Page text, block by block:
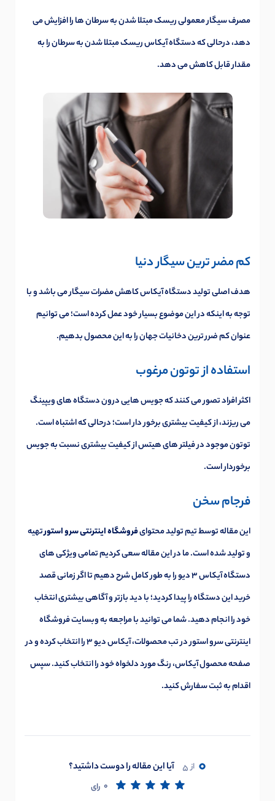
مصرف سیگار معمولی ریسک مبتلا شدن به سرطان ها را افزایش می
دهد، درحالی که دستگاه آیکاس ریسک مبتلا شدن به سرطان را به
مقدار قابل کاهش می دهد.
کم مضر ترین سیگار دنیا
هدف اصلی تولید دستگاه آیکاس کاهش مضرات سیگار می باشد و با
توجه به اینکه در این موضوع بسیار خود عمل کرده است؛ می توانیم
عنوان کم ضرر ترین دخانیات جهان را به این محصول بدهیم.
استفاده از توتون مرغوب
اکثر افراد تصور می کنند که جویس هایی درون دستگاه های ویپینگ
می ریزند، از کیفیت بیشتری برخور دار است؛ درحالی که اشتباه است.
توتون موجود در فیلتر های هیتس از کیفیت بیشتری نسبت به جویس
برخوردار است.
فرجام سخن
این مقاله توسط تیم تولید محتوایفروشگاه اینترنتی سرو استورتهیه
و تولید شده است. ما در این مقاله سعی کردیم تمامی ویژکی های
دستگاه آیکاس 3 دیو را به طور کامل شرح دهیم تا اگر زمانی قصد
خرید این دستگاه را پیدا کردید؛ با دید بازتر و آگاهی بیشتری انتخاب
خود را انجام دهید. شما می توانید با مراجعه به وبسایت فروشگاه
اینترنتی سرو استور در تب محصولات، آیکاس دیو 3 را انتخاب کرده و در
صفحه محصول آیکاس، رنگ مورد دلخواه خود را انتخاب کنید. سپس
اقدام به ثبت سفارش کنید.
0 از 5 آیا این مقاله را دوست داشتید؟
0 رای